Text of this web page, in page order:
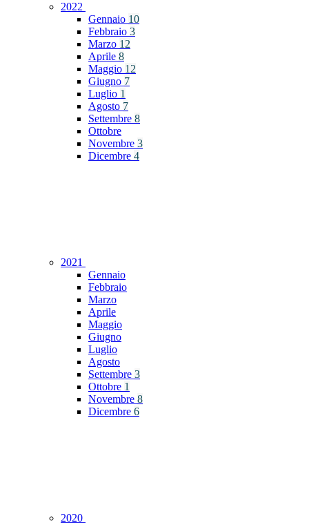
2022
Gennaio 10
Febbraio 3
Marzo 12
Aprile 8
Maggio 12
Giugno 7
Luglio 1
Agosto 7
Settembre 8
Ottobre
Novembre 3
Dicembre 4
2021
Gennaio
Febbraio
Marzo
Aprile
Maggio
Giugno
Luglio
Agosto
Settembre 3
Ottobre 1
Novembre 8
Dicembre 6
2020